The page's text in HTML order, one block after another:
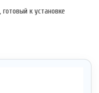
к установке